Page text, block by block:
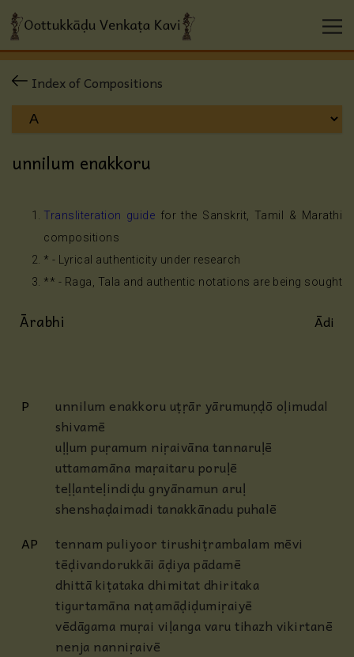
Index of Compositions
unnilum enakkoru
Transliteration guide for the Sanskrit, Tamil & Marathi
compositions
* - Lyrical authenticity under research
** - Raga, Tala and authentic notations are being sought
Ārabhi Ādi
P
unnilum enakkoru uṭṛār yārumuṇḍō oḷimudal
shivamē
uḷḷum puṛamum niṛaivāna tannaruḷē
uttamamāna maṛaitaru poruḷē
teḷḷanteḷindiḍu gnyānamun aruḷ
shenshaḍaimadi tanakkānadu puhalē
AP
tennam puliyoor tirushiṭrambalam mēvi
tēḍivandorukkāi āḍiya pādamē
dhittā kiṭataka dhimitat dhiritaka
tigurtamāna naṭamāḍiḍumiṛaiyē
vēdāgama muṛai viḷanga varu tihazh vikirtanē
nenja nanniṛaivē